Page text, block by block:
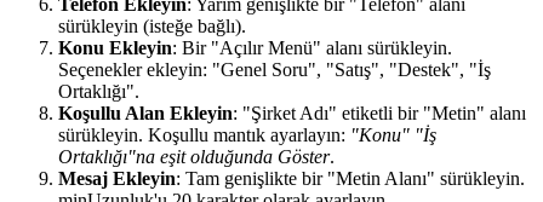
Telefon Ekleyin: Yarım genişlikte bir "Telefon" alanı
sürükleyin (isteğe bağlı).
Konu Ekleyin: Bir "Açılır Menü" alanı sürükleyin.
Seçenekler ekleyin: "Genel Soru", "Satış", "Destek", "İş
Ortaklığı".
Koşullu Alan Ekleyin: "Şirket Adı" etiketli bir "Metin" alanı
sürükleyin. Koşullu mantık ayarlayın: "Konu" "İş
Ortaklığı"na eşit olduğunda Göster.
Mesaj Ekleyin: Tam genişlikte bir "Metin Alanı" sürükleyin.